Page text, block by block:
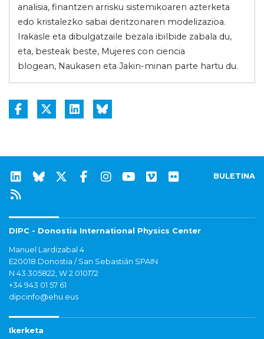
analisia, finantzen arrisku sistemikoaren azterketa
edo kristalezko sabai deritzonaren modelizazioa.
Irakasle eta dibulgatzaile bezala ibilbide zabala du,
eta, besteak beste, Mujeres con ciencia
blogean, Naukasen eta Jakin-minan parte hartu du.
BULETINA
DIPC - Donostia International Physics Center
Manuel Lardizabal 4
E20018 Donostia / San Sebastián SPAIN
N 43.305822, W 2.010172
+34 943 01 57 61
dipcinfo@ehu.eus
Ikerketa